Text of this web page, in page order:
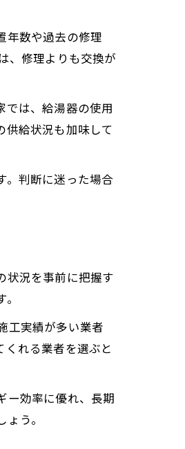
年数や過去の修理
、修理よりも交換が
では、給湯器の使用
供給状況も加味して
。判断に迷った場合
状況を事前に把握す
工実績が多い業者
れる業者を選ぶと
ー効率に優れ、長期
う。